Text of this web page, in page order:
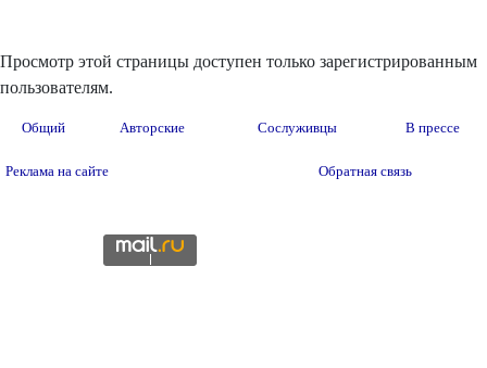
Просмотр этой страницы доступен только зарегистрированным
пользователям.
Общий Авторские Сослуживцы В прессе
Реклама на сайте Обратная связь